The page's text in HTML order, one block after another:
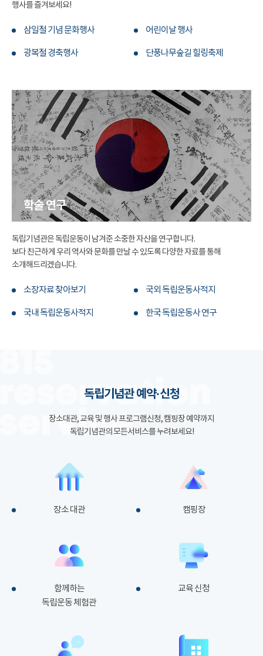
행사를 즐겨보세요!
삼일절 기념 문화행사 어린이날 행사
광복절 경축행사 단풍나무숲길 힐링축제
학술 연구
독립기념관은 독립운동이 남겨준 소중한 자산을 연구합니다.
보다 친근하게 우리 역사와 문화를 만날 수 있도록 다양한 자료를 통해
소개해드리겠습니다.
소장자료 찾아보기 국외 독립운동사적지
국내 독립운동사적지 한국 독립운동사 연구
독립기념관 예약·신청
장소대관, 교육 및 행사 프로그램신청, 캠핑장 예약까지
독립기념관의 모든서비스를 누려보세요!
장소 대관 캠핑장
함께하는
독립운동 체험관
교육 신청